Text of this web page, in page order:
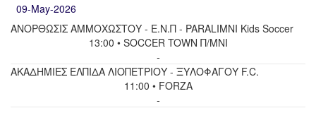
09-May-2026
ΑΝΟΡΘΩΣΙΣ ΑΜΜΟΧΩΣΤΟΥ - Ε.Ν.Π - PARALIMNI Kids Soccer
13:00 • SOCCER TOWN Π/ΜΝΙ
-
ΑΚΑΔΗΜΙΕΣ ΕΛΠΙΔΑ ΛΙΟΠΕΤΡΙΟΥ - ΞΥΛΟΦΑΓΟΥ F.C.
11:00 • FORZA
-